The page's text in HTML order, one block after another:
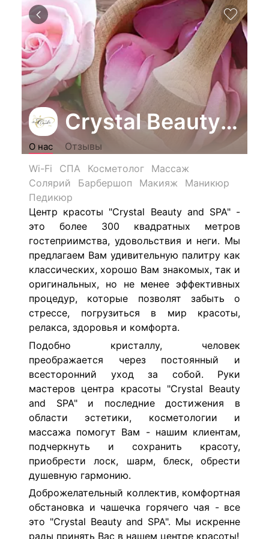
Crystal Beauty and
О нас
Отзывы
Wi-Fi
СПА Косметолог
Массаж
Солярий
Барбершоп Макияж
Маникюр
Педикюр
Центр красоты "Crystal Beauty and SPA" -
это более 300 квадратных метров
гостеприимства, удовольствия и неги. Мы
предлагаем Вам удивительную палитру как
классических, хорошо Вам знакомых, так и
оригинальных, но не менее эффективных
процедур, которые позволят забыть о
стрессе, погрузиться в мир красоты,
релакса, здоровья и комфорта.
Подобно кристаллу, человек
преображается через постоянный и
всесторонний уход за собой. Руки
мастеров центра красоты "Crystal Beauty
and SPA" и последние достижения в
области эстетики, косметологии и
массажа помогут Вам - нашим клиентам,
подчеркнуть и сохранить красоту,
приобрести лоск, шарм, блеск, обрести
душевную гармонию.
Доброжелательный коллектив, комфортная
обстановка и чашечка горячего чая - все
это "Crystal Beauty and SPA". Мы искренне
рады принять Вас в нашем центре красоты!